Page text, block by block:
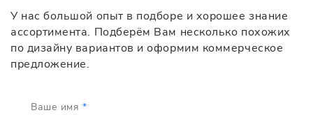
Ваше имя *
У нас большой опыт в подборе и хорошее знание
ассортимента. Подберём Вам несколько похожих
по дизайну вариантов и оформим коммерческое
предложение.